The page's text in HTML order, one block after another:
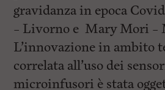
gravidanza in epoca
– Livorno e Mary Mori –
L’innovazione in ambito
correlata all’uso dei
microinfusori è stata